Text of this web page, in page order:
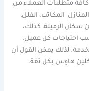
متطلبات العملاء من
المكاتب، الفلل،
سكان الرميلة. كذلك،
احتياجات كل عميل،
لذلك يمكن القول أن
هاوس بكل ثقة.